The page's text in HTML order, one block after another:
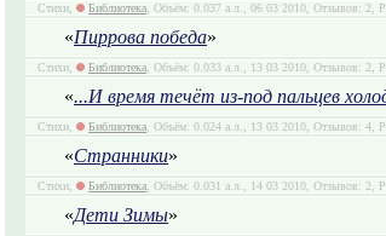
Стихи, Библиотека, Объём: 0.037 а.л., 06 03 2010, Отзывов: 2,
«Пиррова победа»
Стихи, Библиотека, Объём: 0.033 а.л., 13 03 2010, Отзывов: 2,
«...И время течёт из-под пальцев
Стихи, Библиотека, Объём: 0.024 а.л., 13 03 2010, Отзывов: 4,
«Странники»
Стихи, Библиотека, Объём: 0.031 а.л., 14 03 2010, Отзывов: 2,
«Дети Зимы»